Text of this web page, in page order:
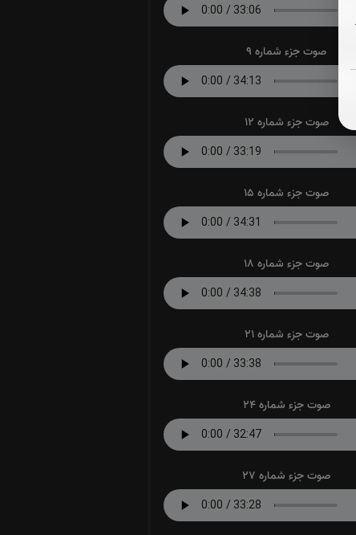
صوت جزء شماره 9
صوت جزء شماره 12
صوت جزء شماره 15
صوت جزء شماره 18
صوت جزء شماره 21
صوت جزء شماره 24
صوت جزء شماره 27